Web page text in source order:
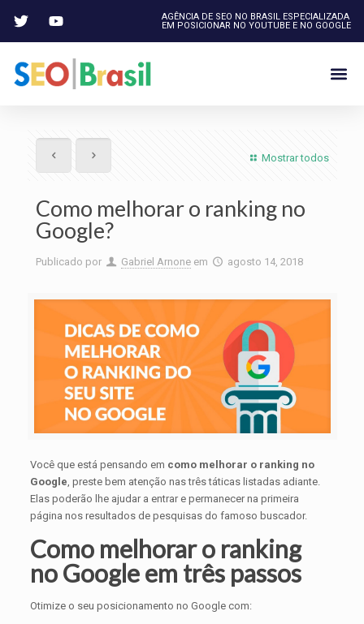
AGÊNCIA DE SEO NO BRASIL ESPECIALIZADA
EM POSICIONAR NO YOUTUBE E NO GOOGLE
Mostrar todos
Como melhorar o ranking no
Google?
Publicado por Gabriel Arnone em agosto 14, 2018
Você que está pensando em como melhorar o ranking no
Google, preste bem atenção nas três táticas listadas adiante.
Elas poderão lhe ajudar a entrar e permanecer na primeira
página nos resultados de pesquisas do famoso buscador.
Como melhorar o ranking
no Google em três passos
Otimize o seu posicionamento no Google com: